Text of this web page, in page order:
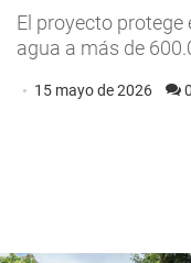
El proyecto
agua a más de
15 mayo de 2026 0